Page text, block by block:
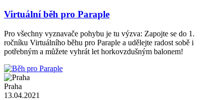
Virtuální běh pro Paraple
Pro všechny vyznavače pohybu je tu výzva: Zapojte se do 1.
ročníku Virtuálního běhu pro Paraple a udělejte radost sobě i
potřebným a můžete vyhrát let horkovzdušným balonem!
Praha
13.04.2021